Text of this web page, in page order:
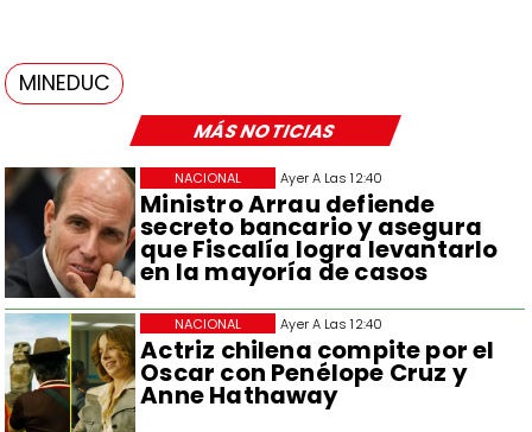
MÁS NOTICIAS
Ayer A Las 12:40
Ministro Arrau defiende
secreto bancario y asegura
que Fiscalía logra levantarlo
en la mayoría de casos
NACIONAL
Ayer A Las 12:40
Actriz chilena compite por el
Oscar con Penélope Cruz y
Anne Hathaway
NACIONAL
MINEDUC